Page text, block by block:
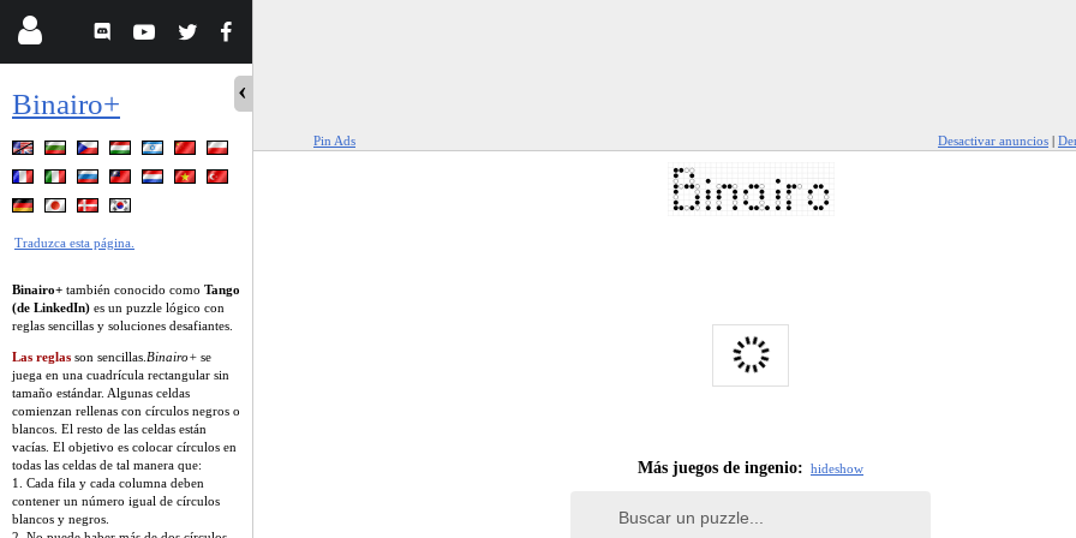
Binairo+
Traduzca esta página.
Binairo+ también conocido como Tango
(de LinkedIn) es un puzzle lógico con
reglas sencillas y soluciones desafiantes.
Las reglas son sencillas. Binairo+ se
juega en una cuadrícula rectangular sin
tamaño estándar. Algunas celdas
comienzan rellenas con círculos negros o
blancos. El resto de las celdas están
vacías. El objetivo es colocar círculos en
todas las celdas de tal manera que:
1. Cada fila y cada columna deben
contener un número igual de círculos
blancos y negros.
Pin Ads Desactivar anuncios |
Más juegos de ingenio: hideshow